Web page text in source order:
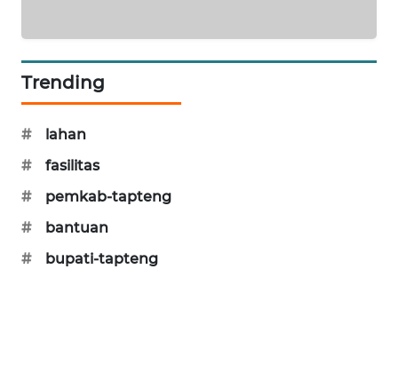
Trending
#
lahan
#
fasilitas
#
pemkab-tapteng
#
bantuan
#
bupati-tapteng
JURNAL
MARITIM
HUMBANG
NEWS
GARONGGANG
NEWS
FISUELRI